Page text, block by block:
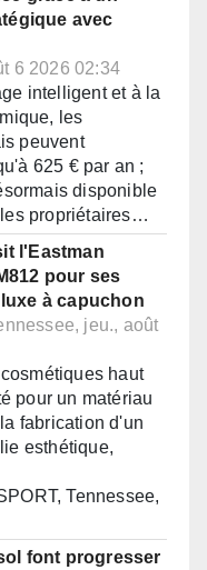
avec
6 2026 02:34
intelligent et à la
les
peuvent
625 € par an ;
disponible
propriétaires…
l'Eastman
pour ses
à capuchon
jeu., août
haut
pour un matériau
fabrication d'un
esthétique,
Tennessee,
font progresser